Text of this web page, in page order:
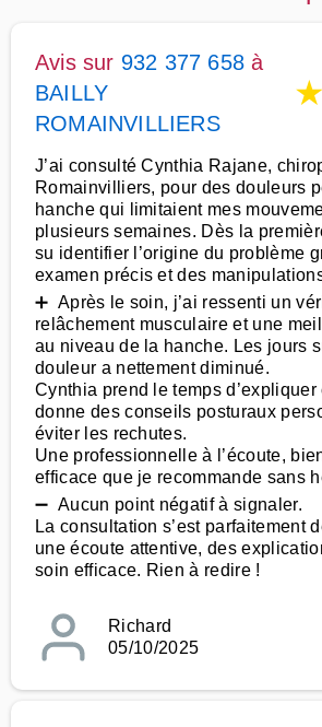
Avis sur 932 377 658 à
BAILLY
ROMAINVILLIERS
★
J’ai consulté Cynthia Rajane,
Romainvilliers, pour des douleurs
hanche qui limitaient mes
plusieurs semaines. Dès la
su identifier l’origine du problème
examen précis et des
➕ Après le soin, j’ai ressenti un
relâchement musculaire et une
au niveau de la hanche. Les jours
douleur a nettement diminué.
Cynthia prend le temps
donne des conseils posturaux
éviter les rechutes.
Une professionnelle à l’écoute,
efficace que je recommande sans
➖ Aucun point négatif à signaler.
La consultation s’est parfaitement
une écoute attentive, des
soin efficace. Rien à redire !
Richard
05/10/2025